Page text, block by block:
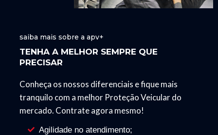
saiba mais sobre a apv+
TENHA A MELHOR SEMPRE QUE
PRECISAR
Conheça os nossos diferenciais e fique mais
tranquilo com a melhor Proteção Veicular do
mercado. Contrate agora mesmo!
Agilidade no atendimento;